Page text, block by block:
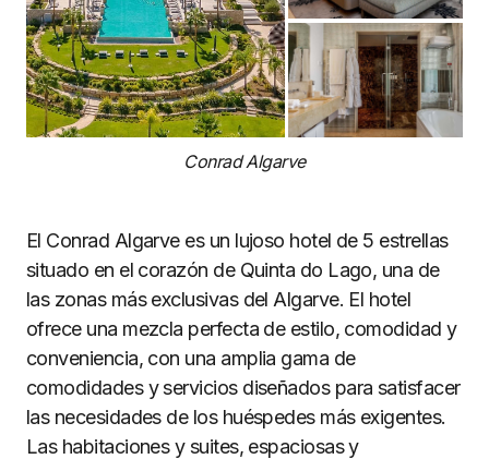
Conrad Algarve
El Conrad Algarve es un lujoso hotel de 5 estrellas
situado en el corazón de Quinta do Lago, una de
las zonas más exclusivas del Algarve. El hotel
ofrece una mezcla perfecta de estilo, comodidad y
conveniencia, con una amplia gama de
comodidades y servicios diseñados para satisfacer
las necesidades de los huéspedes más exigentes.
Las habitaciones y suites, espaciosas y